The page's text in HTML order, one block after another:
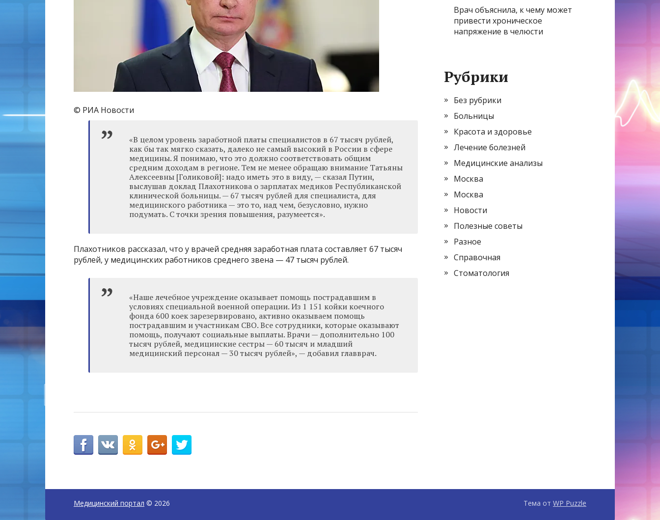
© РИА Новости
«‎В целом уровень заработной платы специалистов в 67 тысяч рублей,
как бы так мягко сказать, далеко не самый высокий в России в сфере
медицины. Я понимаю, что это должно соответствовать общим
средним доходам в регионе. Тем не менее обращаю внимание Татьяны
Алексеевны [Голиковой]: надо иметь это в виду, — сказал Путин,
выслушав доклад Плахотникова о зарплатах медиков Республиканской
клинической больницы. — 67 тысяч рублей для специалиста, для
медицинского работника — это то, над чем, безусловно, нужно
подумать. С точки зрения повышения, разумеется».
Плахотников рассказал, что у врачей средняя заработная плата составляет 67 тысяч
рублей, у медицинских работников среднего звена — 47 тысяч рублей.
«‎Наше лечебное учреждение оказывает помощь пострадавшим в
условиях специальной военной операции. Из 1 151 койки коечного
фонда 600 коек зарезервировано, активно оказываем помощь
пострадавшим и участникам СВО. Все сотрудники, которые оказывают
помощь, получают социальные выплаты. Врачи — дополнительно 100
тысяч рублей, медицинские сестры — 60 тысяч и младший
медицинский персонал — 30 тысяч рублей», — добавил главврач.
Врач объяснила, к чему может
привести хроническое
напряжение в челюсти
Рубрики
Без рубрики
Больницы
Красота и здоровье
Лечение болезней
Медицинские анализы
Москва
Москва
Новости
Полезные советы
Разное
Справочная
Стоматология
Медицинский портал © 2026 Тема от WP Puzzle